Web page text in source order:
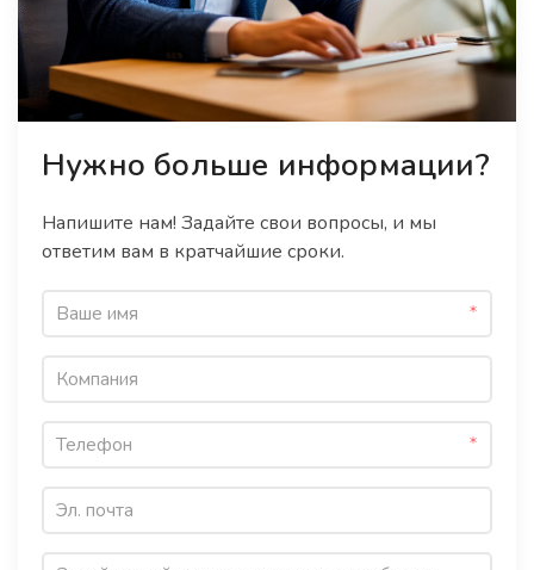
Нужно больше информации?
Напишите нам! Задайте свои вопросы, и мы
ответим вам в кратчайшие сроки.